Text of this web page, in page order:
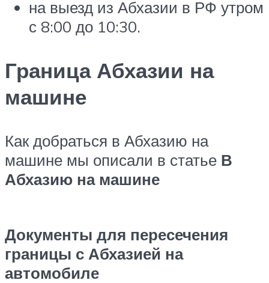
на выезд из Абхазии в РФ утром
с 8:00 до 10:30.
Граница Абхазии на
машине
Как добраться в Абхазию на
машине мы описали в статье В
Абхазию на машине
Документы для пересечения
границы с Абхазией на
автомобиле